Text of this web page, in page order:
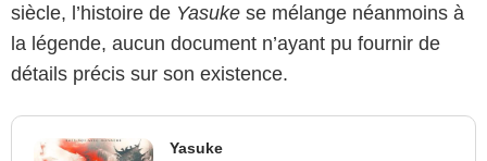
siècle, l’histoire de Yasuke se mélange néanmoins à
la légende, aucun document n’ayant pu fournir de
détails précis sur son existence.
Yasuke